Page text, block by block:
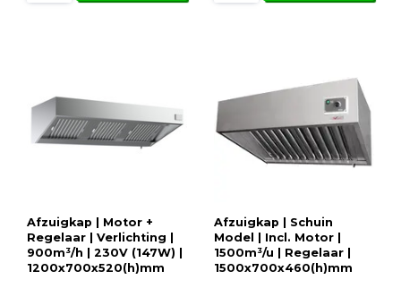
Afzuigkap | Motor +
Regelaar | Verlichting |
900m³/h | 230V (147W) |
1200x700x520(h)mm
Afzuigkap | Schuin
Model | Incl. Motor |
1500m³/u | Regelaar |
1500x700x460(h)mm